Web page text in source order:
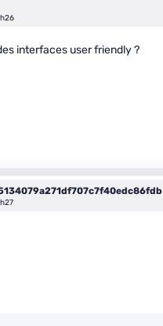
interfaces user friendly ?